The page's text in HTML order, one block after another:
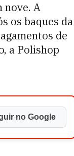
nove. A
os baques da
de
a Polishop
no Google